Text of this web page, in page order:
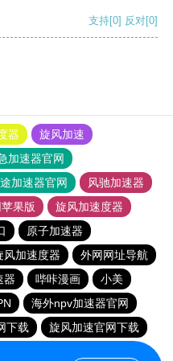
支持[0] 反对[0]
器
旋风加速
加速器官网
加速器官网
风驰加速器
果版
旋风加速度器
原子加速器
风加速度器
外网网址导航
器 哔咔漫画
小美
海外npv加速器官网
下载
旋风加速官网下载